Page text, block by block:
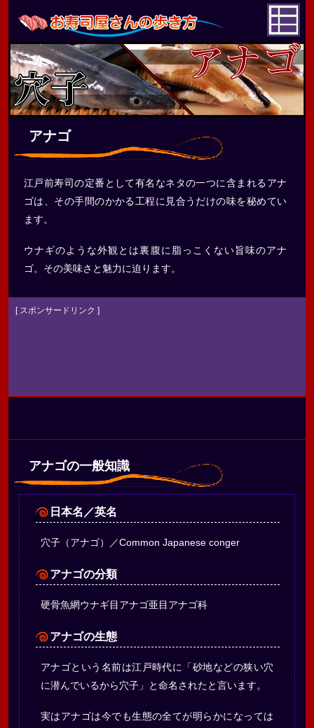
アナゴ
江戸前寿司の定番として有名なネタの一つに含まれるアナ
ゴは、その手間のかかる工程に見合うだけの味を秘めてい
ます。
ウナギのような外観とは裏腹に脂っこくない旨味のアナ
ゴ。その美味さと魅力に迫ります。
[ スポンサードリンク ]
アナゴの一般知識
日本名／英名
穴子（アナゴ）／Common Japanese conger
アナゴの分類
硬骨魚網ウナギ目アナゴ亜目アナゴ科
アナゴの生態
アナゴという名前は江戸時代に「砂地などの狭い穴
に潜んでいるから穴子」と命名されたと言います。
実はアナゴは今でも生態の全てが明らかになっては